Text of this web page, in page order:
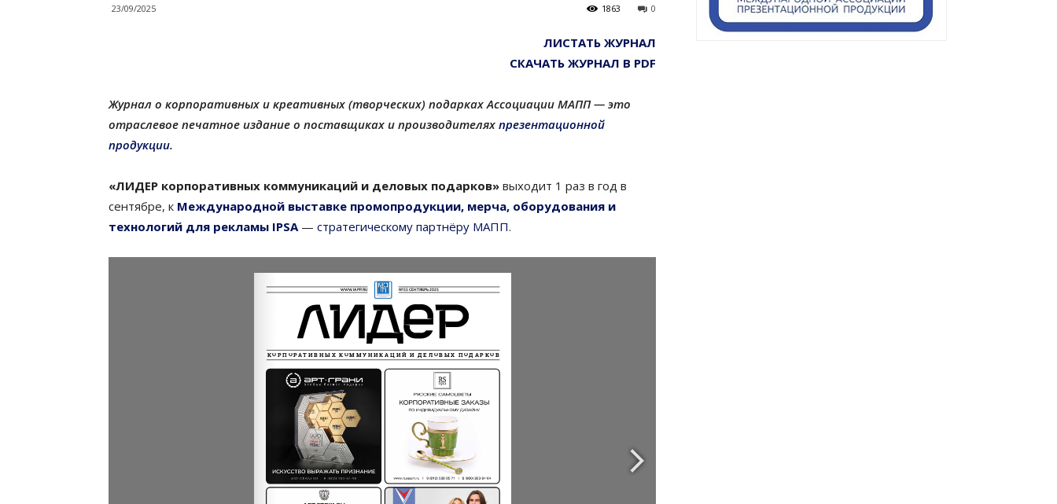
23/09/2025 0
1863
ЛИСТАТЬ ЖУРНАЛ
СКАЧАТЬ ЖУРНАЛ В PDF
Журнал о корпоративных и креативных (творческих) подарках Ассоциации МАПП — это
отраслевое печатное издание о поставщиках и производителях презентационной
продукции.
«ЛИДЕР корпоративных коммуникаций и деловых подарков» выходит 1 раз в год в
сентябре, к Международной выставке промопродукции, мерча, оборудования и
технологий для рекламы IPSA — стратегическому партнёру МАПП.